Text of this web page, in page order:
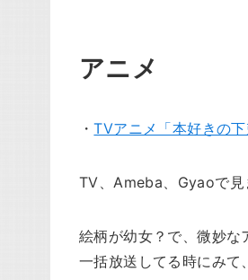
アニメ
・TVアニメ「本好きの
TV、Ameba、Gyaoで見
絵柄が幼女？で、微妙
一括放送してる時にみて